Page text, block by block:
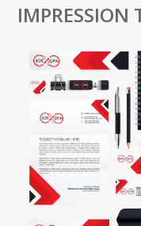
IMPRESSION